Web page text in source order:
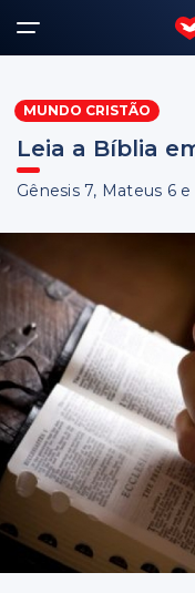
MUNDO CRISTÃO
Leia a Bíblia
Gênesis 7, Mateus 6 e